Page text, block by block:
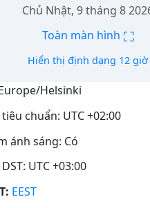
Chủ Nhật, 9 tháng 8
Toàn màn hình ⛶
Hiển thị định dạng 12 giờ
Helsinki
chuẩn: UTC +02:00
ánh sáng: Có
UTC +03:00
EEST